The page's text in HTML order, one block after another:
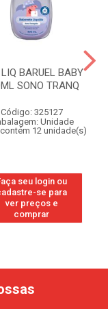
BARUEL BABY
SONO TRANQ
Código: 325127
Unidade
12 unidade(s)
seu login ou
se para
ver preços e
comprar